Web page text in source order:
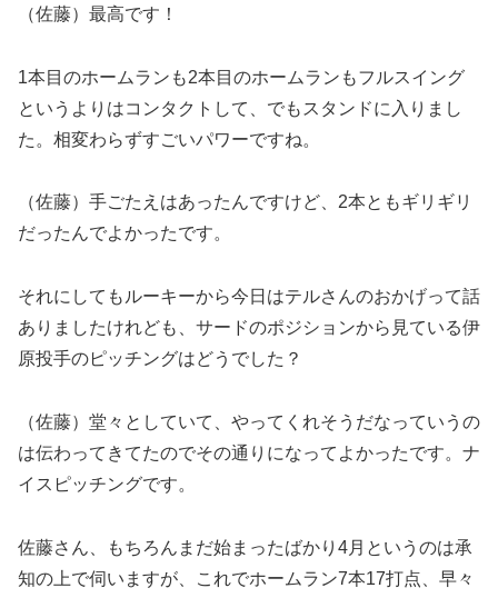
（佐藤）最高です！
1本目のホームランも2本目のホームランもフルスイング
というよりはコンタクトして、でもスタンドに入りまし
た。相変わらずすごいパワーですね。
（佐藤）手ごたえはあったんですけど、2本ともギリギリ
だったんでよかったです。
それにしてもルーキーから今日はテルさんのおかげって話
ありましたけれども、サードのポジションから見ている伊
原投手のピッチングはどうでした？
（佐藤）堂々としていて、やってくれそうだなっていうの
は伝わってきてたのでその通りになってよかったです。ナ
イスピッチングです。
佐藤さん、もちろんまだ始まったばかり4月というのは承
知の上で伺いますが、これでホームラン7本17打点、早々